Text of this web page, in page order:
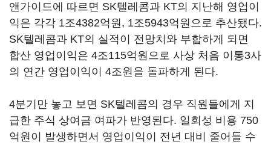
앤가이드에 따르면 SK텔레콤과 KT의 지난해 영업이
익은 각각 1조4382억원, 1조5943억원으로 추산됐다.
SK텔레콤과 KT의 실적이 전망치와 부합하게 되면
합산 영업이익은 4조115억원으로 사상 처음 이통3사
의 연간 영업이익이 4조원을 돌파하게 된다.
4분기만 놓고 보면 SK텔레콤의 경우 직원들에게 지
급한 주식 상여금 여파가 반영된다. 일회성 비용 750
억원이 발생하면서 영업이익이 전년 대비 줄어들 수